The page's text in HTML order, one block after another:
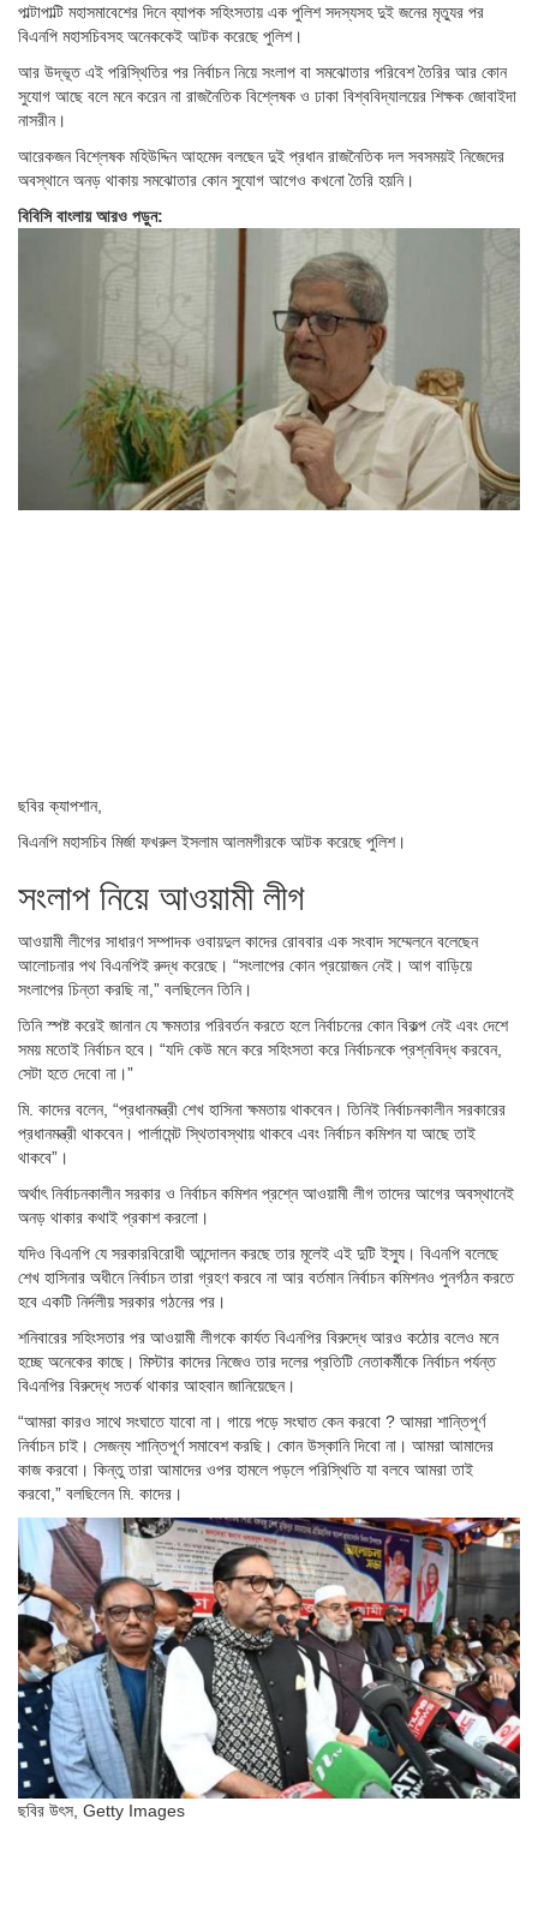
পাল্টাপাল্টি মহাসমাবেশের দিনে ব্যাপক সহিংসতায় এক পুলিশ সদস্যসহ দুই জনের মৃত্যুর পর
বিএনপি মহাসচিবসহ অনেককেই আটক করেছে পুলিশ।
আর উদ্ভূত এই পরিস্থিতির পর নির্বাচন নিয়ে সংলাপ বা সমঝোতার পরিবেশ তৈরির আর কোন
সুযোগ আছে বলে মনে করেন না রাজনৈতিক বিশ্লেষক ও ঢাকা বিশ্ববিদ্যালয়ের শিক্ষক জোবাইদা
নাসরীন।
আরেকজন বিশ্লেষক মহিউদ্দিন আহমেদ বলছেন দুই প্রধান রাজনৈতিক দল সবসময়ই নিজেদের
অবস্থানে অনড় থাকায় সমঝোতার কোন সুযোগ আগেও কখনো তৈরি হয়নি।
বিবিসি বাংলায় আরও পড়ুন:
ছবির ক্যাপশান,
বিএনপি মহাসচিব মির্জা ফখরুল ইসলাম আলমগীরকে আটক করেছে পুলিশ।
সংলাপ নিয়ে আওয়ামী লীগ
আওয়ামী লীগের সাধারণ সম্পাদক ওবায়দুল কাদের রোববার এক সংবাদ সম্মেলনে বলেছেন
আলোচনার পথ বিএনপিই রুদ্ধ করেছে। “সংলাপের কোন প্রয়োজন নেই। আগ বাড়িয়ে
সংলাপের চিন্তা করছি না,” বলছিলেন তিনি।
তিনি স্পষ্ট করেই জানান যে ক্ষমতার পরিবর্তন করতে হলে নির্বাচনের কোন বিকল্প নেই এবং দেশে
সময় মতোই নির্বাচন হবে। “যদি কেউ মনে করে সহিংসতা করে নির্বাচনকে প্রশ্নবিদ্ধ করবেন,
সেটা হতে দেবো না।”
মি. কাদের বলেন, “প্রধানমন্ত্রী শেখ হাসিনা ক্ষমতায় থাকবেন। তিনিই নির্বাচনকালীন সরকারের
প্রধানমন্ত্রী থাকবেন। পার্লামেন্ট স্থিতাবস্থায় থাকবে এবং নির্বাচন কমিশন যা আছে তাই
থাকবে”।
অর্থাৎ নির্বাচনকালীন সরকার ও নির্বাচন কমিশন প্রশ্নে আওয়ামী লীগ তাদের আগের অবস্থানেই
অনড় থাকার কথাই প্রকাশ করলো।
যদিও বিএনপি যে সরকারবিরোধী আন্দোলন করছে তার মূলেই এই দুটি ইস্যু। বিএনপি বলেছে
শেখ হাসিনার অধীনে নির্বাচন তারা গ্রহণ করবে না আর বর্তমান নির্বাচন কমিশনও পুনর্গঠন করতে
হবে একটি নির্দলীয় সরকার গঠনের পর।
শনিবারের সহিংসতার পর আওয়ামী লীগকে কার্যত বিএনপির বিরুদ্ধে আরও কঠোর বলেও মনে
হচ্ছে অনেকের কাছে। মিস্টার কাদের নিজেও তার দলের প্রতিটি নেতাকর্মীকে নির্বাচন পর্যন্ত
বিএনপির বিরুদ্ধে সতর্ক থাকার আহবান জানিয়েছেন।
“আমরা কারও সাথে সংঘাতে যাবো না। গায়ে পড়ে সংঘাত কেন করবো ? আমরা শান্তিপূর্ণ
নির্বাচন চাই। সেজন্য শান্তিপূর্ণ সমাবেশ করছি। কোন উস্কানি দিবো না। আমরা আমাদের
কাজ করবো। কিন্তু তারা আমাদের ওপর হামলে পড়লে পরিস্থিতি যা বলবে আমরা তাই
করবো,” বলছিলেন মি. কাদের।
ছবির উৎস, Getty Images